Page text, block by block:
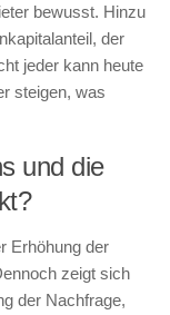
bewusst. Hinzu
der
jeder kann heute
steigen, was
und die
Erhöhung der
zeigt sich
der Nachfrage,